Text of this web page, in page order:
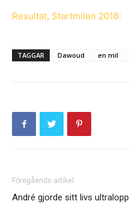
Resultat, Startmilen 2016:
TAGGAR Dawoud en mil
Föregående artikel
André gjorde sitt livs ultralopp